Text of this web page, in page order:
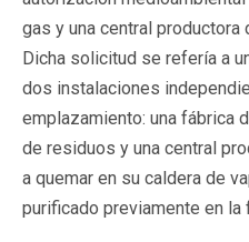
gas y una central
Dicha solicitud se refería a
dos instalaciones
emplazamiento: una fábrica
de residuos y una central
a quemar en su caldera de
purificado previamente en la